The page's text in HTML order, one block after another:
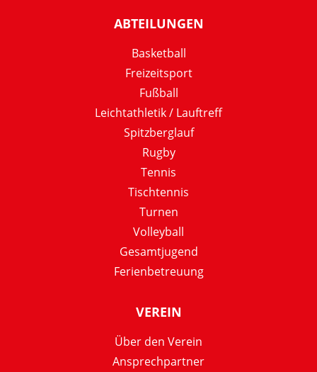
ABTEILUNGEN
Basketball
Freizeitsport
Fußball
Leichtathletik / Lauftreff
Spitzberglauf
Rugby
Tennis
Tischtennis
Turnen
Volleyball
Gesamtjugend
Ferienbetreuung
VEREIN
Über den Verein
Ansprechpartner